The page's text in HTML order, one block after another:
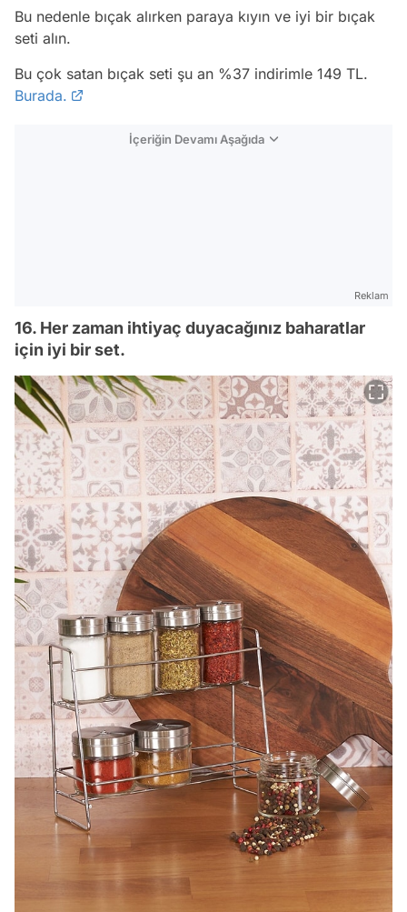
Bu nedenle bıçak alırken paraya kıyın ve iyi bir bıçak
seti alın.
Bu çok satan bıçak seti şu an %37 indirimle 149 TL.
Burada.
İçeriğin Devamı Aşağıda
Reklam
16. Her zaman ihtiyaç duyacağınız baharatlar
için iyi bir set.